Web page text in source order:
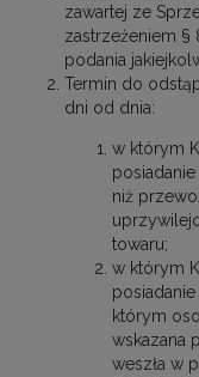
zawartej ze
zastrzeżeniem §
podania
Termin do
dni od dnia:
w którym
niż
towaru;
w którym
którym
wskazana
weszła w